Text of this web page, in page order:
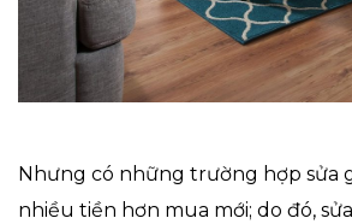
Nhưng có những trường hợp sửa
nhiều tiền hơn mua mới; do đó,